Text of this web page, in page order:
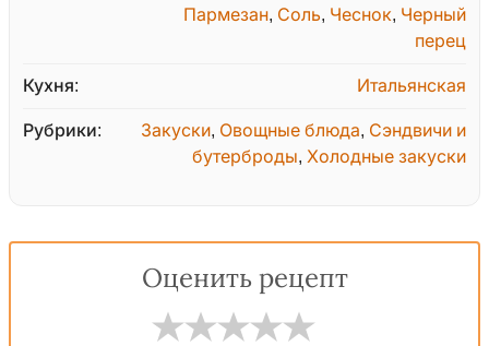
Пармезан, Соль, Чеснок, Черный
перец
Кухня: Итальянская
Рубрики: Закуски, Овощные блюда, Сэндвичи и
бутерброды, Холодные закуски
Оценить рецепт